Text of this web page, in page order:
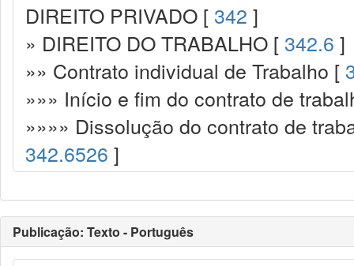
DIREITO PRIVADO [ 342 ]
» DIREITO DO TRABALHO [ 342.6 ]
»» Contrato individual de Trabalho [
»»» Início e fim do contrato de
»»»» Dissolução do contrato de
342.6526 ]
Publicação: Texto - Português